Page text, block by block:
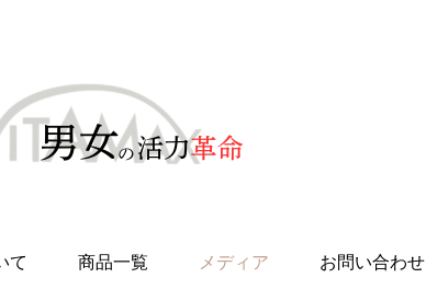
て 商品一覧 メディア お問い合わせ